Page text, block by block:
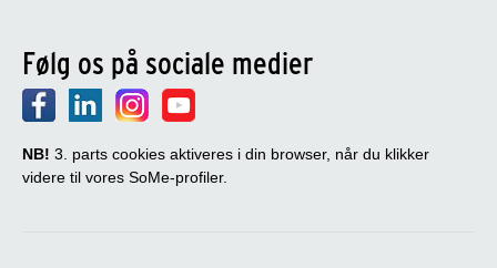
Følg os på sociale medier
NB! 3. parts cookies aktiveres i din browser, når du klikker
videre til vores SoMe-profiler.